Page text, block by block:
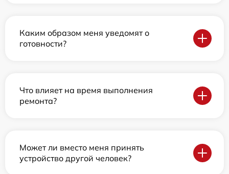
Каким образом меня уведомят о
готовности?
Что влияет на время выполнения
ремонта?
Может ли вместо меня принять
устройство другой человек?